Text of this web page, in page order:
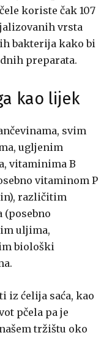
koriste čak 107
vrsta
bakterija kako bi
preparata.
kao lijek
svim
ugljenim
vitaminima B
vitaminom P
različitim
uljima,
biološki
iz ćelija saća, kao
pčela pa je
tržištu oko